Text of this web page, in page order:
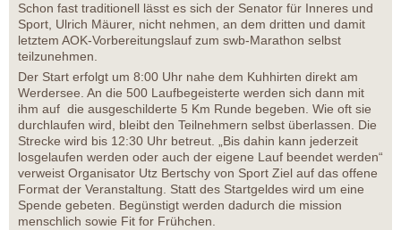
Schon fast traditionell lässt es sich der Senator für Inneres und
Sport, Ulrich Mäurer, nicht nehmen, an dem dritten und damit
letztem AOK-Vorbereitungslauf zum swb-Marathon selbst
teilzunehmen.
Der Start erfolgt um 8:00 Uhr nahe dem Kuhhirten direkt am
Werdersee. An die 500 Laufbegeisterte werden sich dann mit
ihm auf die ausgeschilderte 5 Km Runde begeben. Wie oft sie
durchlaufen wird, bleibt den Teilnehmern selbst überlassen. Die
Strecke wird bis 12:30 Uhr betreut. „Bis dahin kann jederzeit
losgelaufen werden oder auch der eigene Lauf beendet werden“
verweist Organisator Utz Bertschy von Sport Ziel auf das offene
Format der Veranstaltung. Statt des Startgeldes wird um eine
Spende gebeten. Begünstigt werden dadurch die mission
menschlich sowie Fit for Frühchen.